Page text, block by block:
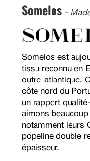
Somelos -
Somelos est
tissu reconnu en
outre-atlantique.
côte nord du
un rapport
aimons
notamment leurs
popeline double
épaisseur.